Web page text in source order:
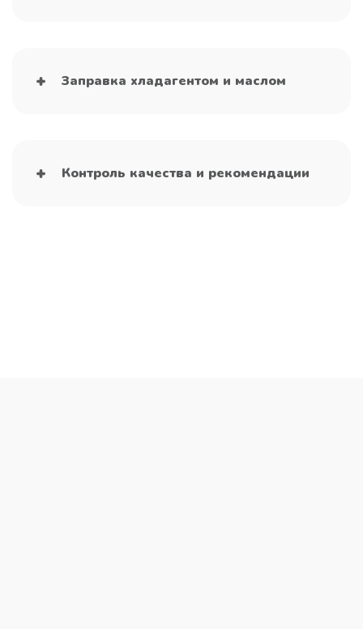
Заправка хладагентом и маслом
Контроль качества и рекомендации